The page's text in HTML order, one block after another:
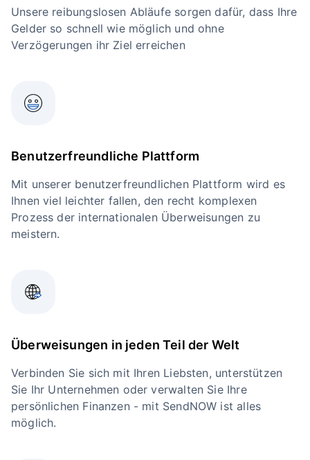
Unsere reibungslosen Abläufe sorgen dafür, dass Ihre
Gelder so schnell wie möglich und ohne
Verzögerungen ihr Ziel erreichen
Benutzerfreundliche Plattform
Mit unserer benutzerfreundlichen Plattform wird es
Ihnen viel leichter fallen, den recht komplexen
Prozess der internationalen Überweisungen zu
meistern.
Überweisungen in jeden Teil der Welt
Verbinden Sie sich mit Ihren Liebsten, unterstützen
Sie Ihr Unternehmen oder verwalten Sie Ihre
persönlichen Finanzen - mit SendNOW ist alles
möglich.